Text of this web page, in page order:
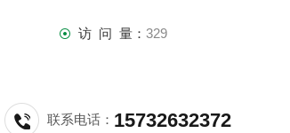
访 问 量： 329
联系电话： 15732632372